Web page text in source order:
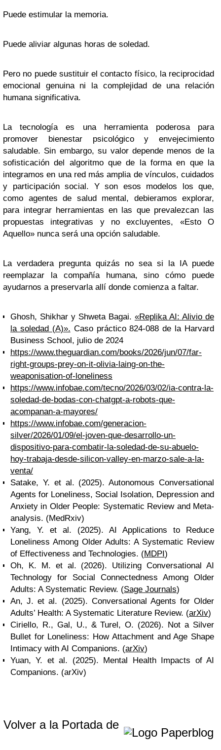
Puede estimular la memoria.
Puede aliviar algunas horas de soledad.
Pero no puede sustituir el contacto físico, la reciprocidad
emocional genuina ni la complejidad de una relación
humana significativa.
La tecnología es una herramienta poderosa para
promover bienestar psicológico y envejecimiento
saludable. Sin embargo, su valor depende menos de la
sofisticación del algoritmo que de la forma en que la
integramos en una red más amplia de vínculos, cuidados
y participación social. Y son esos modelos los que,
como agentes de salud mental, debieramos explorar,
para integrar herramientas en las que prevalezcan las
propuestas integrativas y no excluyentes, «Esto O
Aquello» nunca será una opción saludable.
La verdadera pregunta quizás no sea si la IA puede
reemplazar la compañía humana, sino cómo puede
ayudarnos a preservarla allí donde comienza a faltar.
Ghosh, Shikhar y Shweta Bagai. «Replika AI: Alivio de
la soledad (A)». Caso práctico 824-088 de la Harvard
Business School, julio de 2024
https://www.theguardian.com/books/2026/jun/07/far-
right-groups-prey-on-it-olivia-laing-on-the-
weaponisation-of-loneliness
https://www.infobae.com/tecno/2026/03/02/ia-contra-la-
soledad-de-bodas-con-chatgpt-a-robots-que-
acompanan-a-mayores/
https://www.infobae.com/generacion-
silver/2026/01/09/el-joven-que-desarrollo-un-
dispositivo-para-combatir-la-soledad-de-su-abuelo-
hoy-trabaja-desde-silicon-valley-en-marzo-sale-a-la-
venta/
Satake, Y. et al. (2025). Autonomous Conversational
Agents for Loneliness, Social Isolation, Depression and
Anxiety in Older People: Systematic Review and Meta-
analysis. (MedRxiv)
Yang, Y. et al. (2025). AI Applications to Reduce
Loneliness Among Older Adults: A Systematic Review
of Effectiveness and Technologies. (MDPI)
Oh, K. M. et al. (2026). Utilizing Conversational AI
Technology for Social Connectedness Among Older
Adults: A Systematic Review. (Sage Journals)
An, J. et al. (2025). Conversational Agents for Older
Adults’ Health: A Systematic Literature Review. (arXiv)
Ciriello, R., Gal, U., & Turel, O. (2026). Not a Silver
Bullet for Loneliness: How Attachment and Age Shape
Intimacy with AI Companions. (arXiv)
Yuan, Y. et al. (2025). Mental Health Impacts of AI
Companions. (arXiv)
Volver a la Portada de